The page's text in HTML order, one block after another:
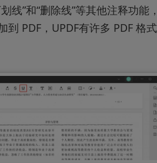
线”和“删除线”等其他注释功能
到 PDF，UPDF有许多 PDF 格式